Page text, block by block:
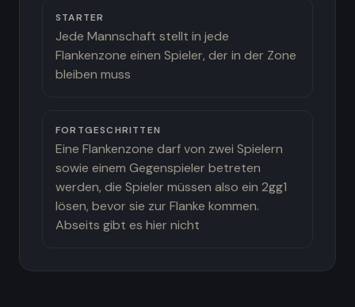
STARTER
Jede Mannschaft stellt in jede
Flankenzone einen Spieler, der in der Zone
bleiben muss
FORTGESCHRITTEN
Eine Flankenzone darf von zwei Spielern
sowie einem Gegenspieler betreten
werden, die Spieler müssen also ein 2gg1
lösen, bevor sie zur Flanke kommen.
Abseits gibt es hier nicht